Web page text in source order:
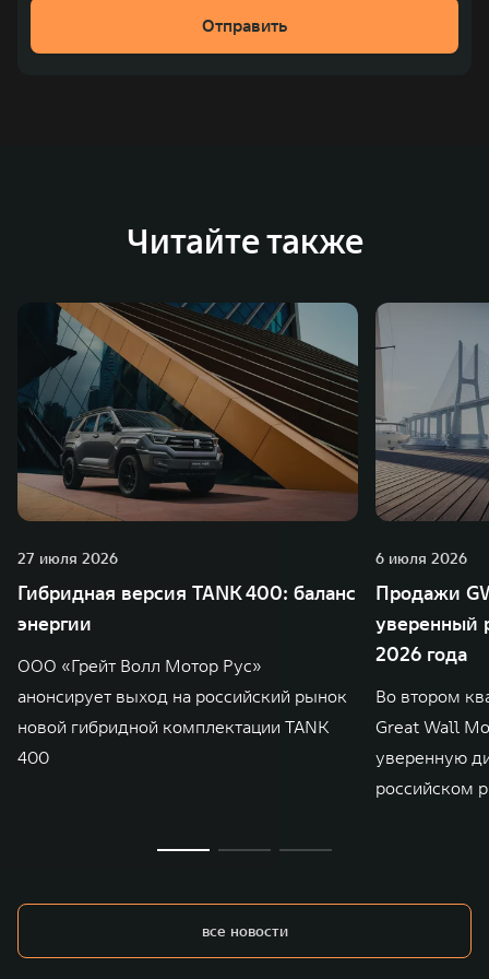
рублей). С 1998 года Great Wall Motor занимает первое
место по объёмам продаж пикапов в Китае. На
зарубежных – в России, Таиланде, Бразилии и Индии, а
Отправить
Читайте также
27 июля 2026
Гибридная версия TANK 400: баланс
энергии
ООО «Грейт Волл Мотор Рус»
анонсирует выход на российский рынок
новой гибридной комплектации TANK
400
6 июля 2026
Продажи
уверенный
2026 года
Во втором
Great Wall
уверенную
российском
все новости